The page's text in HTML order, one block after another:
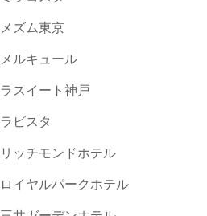
メズム東京
メルキュール
ラスイート神戸
ラビスタ
リッチモンドホテル
ロイヤルパークホテル